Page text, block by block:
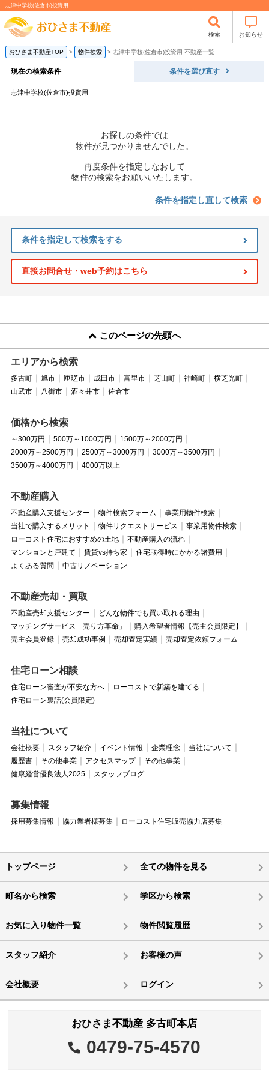
志津中学校(佐倉市)投資用
検索 お知らせ
おひさま不動産TOP > 物件検索 > 志津中学校(佐倉市)投資用 不動産一覧
現在の検索条件 条件を選び直す
志津中学校(佐倉市)投資用
お探しの条件では
物件が見つかりませんでした。
再度条件を指定しなおして
物件の検索をお願いいたします。
条件を指定し直して検索
条件を指定して検索をする
直接お問合せ・web予約はこちら
このページの先頭へ
エリアから検索
多古町 旭市 匝瑳市 成田市 富里市 芝山町 神崎町
横芝光町
山武市
八街市 酒々井市 佐倉市
価格から検索
～300万円 500万～1000万円
1500万～2000万円
2000万～2500万円
2500万～3000万円
3000万～3500万円
3500万～4000万円
4000万以上
不動産購入
不動産購入支援センター 物件検索フォーム
事業用物件検索
当社で購入するメリット
物件リクエストサービス
事業用物件検索
ローコスト住宅におすすめの土地
不動産購入の流れ
マンションと戸建て
賃貸vs持ち家
住宅取得時にかかる諸費用
よくある質問
中古リノベーション
不動産売却・買取
不動産売却支援センター
どんな物件でも買い取れる理由
マッチングサービス「売り方革命」
購入希望者情報【売主会員限定】
売主会員登録
売却成功事例 売却査定実績 売却査定依頼フォーム
住宅ローン相談
住宅ローン審査が不安な方へ
ローコストで新築を建てる
住宅ローン裏話(会員限定)
当社について
会社概要 スタッフ紹介 イベント情報 企業理念
当社について
履歴書
その他事業 アクセスマップ
その他事業
健康経営優良法人2025
スタッフブログ
募集情報
採用募集情報 協力業者様募集 ローコスト住宅販売協力店募集
トップページ 全ての物件を見る
町名から検索 学区から検索
お気に入り物件一覧 物件閲覧履歴
スタッフ紹介 お客様の声
会社概要 ログイン
おひさま不動産 多古町本店
0479-75-4570